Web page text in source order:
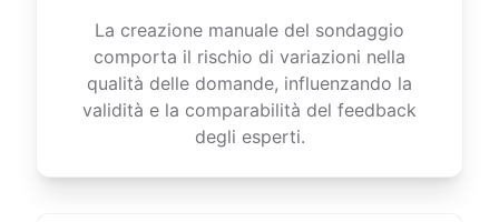
La creazione manuale del sondaggio
comporta il rischio di variazioni nella
qualità delle domande, influenzando la
validità e la comparabilità del feedback
degli esperti.